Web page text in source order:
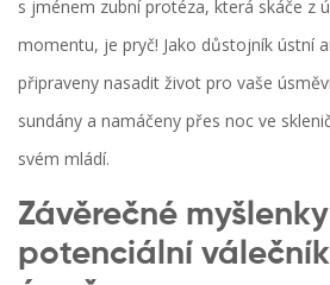
s jménem zubní protéza, která skáče z
momentu, je pryč! Jako důstojník ústní
připraveny nasadit život pro vaše
sundány a namáčeny přes noc ve
svém mládí.
Závěrečné
potenciální